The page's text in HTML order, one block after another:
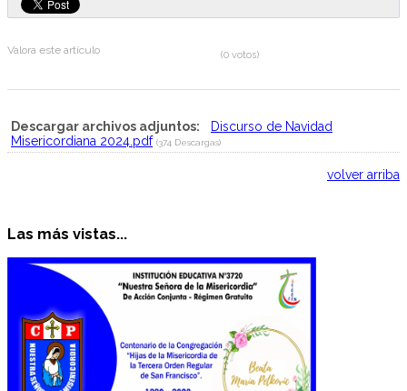
Valora este artículo (0 votos)
Descargar archivos adjuntos:
Discurso de Navidad
Misericordiana 2024.pdf (374 Descargas)
volver arriba
Las más vistas...